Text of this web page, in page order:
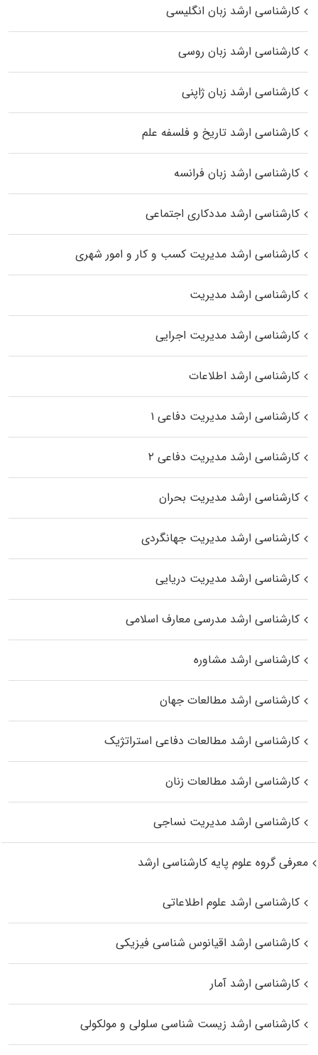
کارشناسی ارشد زبان انگلیسی
کارشناسی ارشد زبان روسی
کارشناسی ارشد زبان ژاپنی
کارشناسی ارشد تاریخ و فلسفه علم
کارشناسی ارشد زبان فرانسه
کارشناسی ارشد مددکاری اجتماعی
کارشناسی ارشد مدیریت کسب و کار و امور شهری
کارشناسی ارشد مدیریت
کارشناسی ارشد مدیریت اجرایی
کارشناسی ارشد اطلاعات
کارشناسی ارشد مدیریت دفاعی ۱
کارشناسی ارشد مدیریت دفاعی ۲
کارشناسی ارشد مدیریت بحران
کارشناسی ارشد مدیریت جهانگردی
کارشناسی ارشد مدیریت دریایی
کارشناسی ارشد مدرسی معارف اسلامی
کارشناسی ارشد مشاوره
کارشناسی ارشد مطالعات جهان
کارشناسی ارشد مطالعات دفاعی استراتژیک
کارشناسی ارشد مطالعات زنان
کارشناسی ارشد مدیریت نساجی
معرفی گروه علوم پایه کارشناسی ارشد
کارشناسی ارشد علوم اطلاعاتی
کارشناسی ارشد اقیانوس‌ شناسی فیزیکی
کارشناسی ارشد آمار
کارشناسی ارشد زیست شناسی سلولی و مولکولی